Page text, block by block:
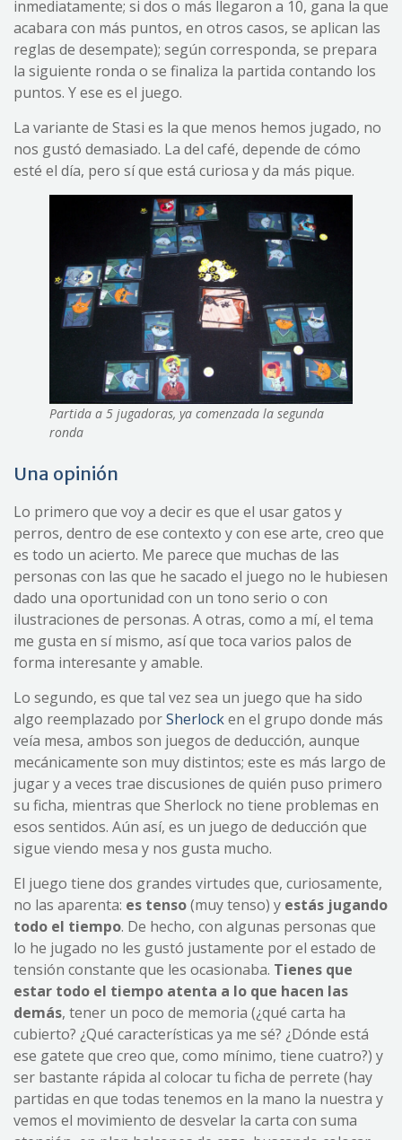
inmediatamente; si dos o más llegaron a 10, gana la que
acabara con más puntos, en otros casos, se aplican las
reglas de desempate); según corresponda, se prepara
la siguiente ronda o se finaliza la partida contando los
puntos. Y ese es el juego.
La variante de Stasi es la que menos hemos jugado, no
nos gustó demasiado. La del café, depende de cómo
esté el día, pero sí que está curiosa y da más pique.
Partida a 5 jugadoras, ya comenzada la segunda
ronda
Una opinión
Lo primero que voy a decir es que el usar gatos y
perros, dentro de ese contexto y con ese arte, creo que
es todo un acierto. Me parece que muchas de las
personas con las que he sacado el juego no le hubiesen
dado una oportunidad con un tono serio o con
ilustraciones de personas. A otras, como a mí, el tema
me gusta en sí mismo, así que toca varios palos de
forma interesante y amable.
Lo segundo, es que tal vez sea un juego que ha sido
algo reemplazado porSherlocken el grupo donde más
veía mesa, ambos son juegos de deducción, aunque
mecánicamente son muy distintos; este es más largo de
jugar y a veces trae discusiones de quién puso primero
su ficha, mientras que Sherlock no tiene problemas en
esos sentidos. Aún así, es un juego de deducción que
sigue viendo mesa y nos gusta mucho.
El juego tiene dos grandes virtudes que, curiosamente,
no las aparenta: es tenso(muy tenso) y estás jugando
todo el tiempo. De hecho, con algunas personas que
lo he jugado no les gustó justamente por el estado de
tensión constante que les ocasionaba. Tienes que
estar todo el tiempo atenta a lo que hacen las
demás, tener un poco de memoria (¿qué carta ha
cubierto? ¿Qué características ya me sé? ¿Dónde está
ese gatete que creo que, como mínimo, tiene cuatro?) y
ser bastante rápida al colocar tu ficha de perrete (hay
partidas en que todas tenemos en la mano la nuestra y
vemos el movimiento de desvelar la carta con suma